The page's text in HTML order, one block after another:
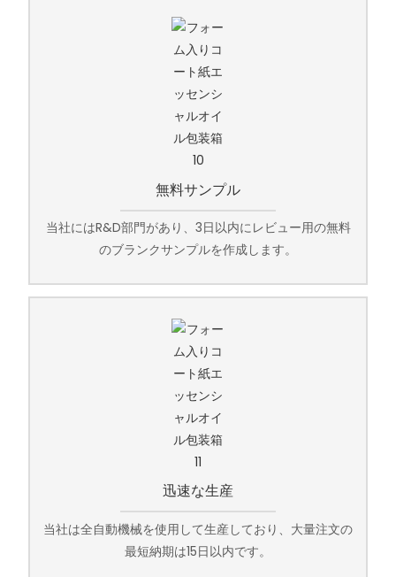
無料サンプル
当社にはR&D部門があり、3日以内にレビュー用の無料
のブランクサンプルを作成します。
迅速な生産
当社は全自動機械を使用して生産しており、大量注文の
最短納期は15日以内です。